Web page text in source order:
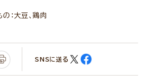
：大豆、鶏肉
SNSに送る